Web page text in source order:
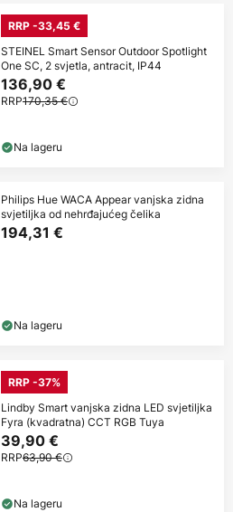
RRP -33,45 €
STEINEL Smart Sensor Outdoor Spotlight
One SC, 2 svjetla, antracit, IP44
136,90 €
RRP170,35 €
Na lageru
Philips Hue WACA Appear vanjska zidna
svjetiljka od nehrđajućeg čelika
194,31 €
Na lageru
RRP -37%
Lindby Smart vanjska zidna LED svjetiljka
Fyra (kvadratna) CCT RGB Tuya
39,90 €
RRP63,90 €
Na lageru